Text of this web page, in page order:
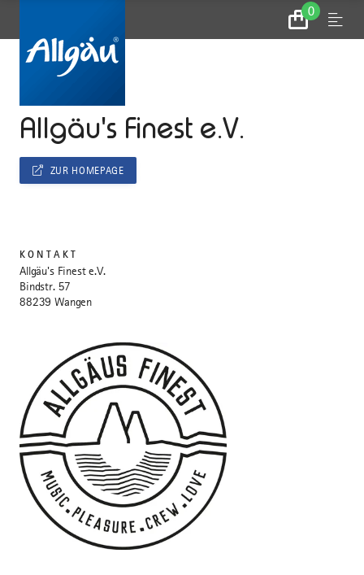
0
Zum
Warenkorb
Menu
Allgäu's Finest e.V.
ZUR HOMEPAGE
KONTAKT
Allgäu's Finest e.V.
Bindstr. 57
88239 Wangen